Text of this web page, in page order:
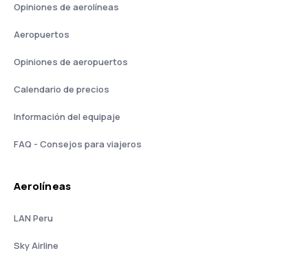
Opiniones de aerolíneas
Aeropuertos
Opiniones de aeropuertos
Calendario de precios
Información del equipaje
FAQ - Consejos para viajeros
Aerolíneas
LAN Peru
Sky Airline